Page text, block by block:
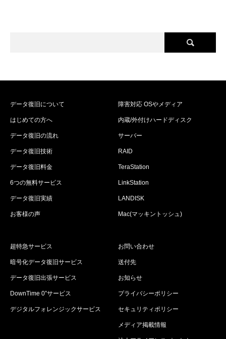
データ復旧について
はじめての方へ
データ復旧の流れ
データ復旧技術
データ復旧料金
6つの無料サービス
データ復旧実績
お客様の声
障害対応 OSやメディア
内蔵/外付けハードディスク
サーバー
RAID
TeraStation
LinkStation
LANDISK
Mac(マッキントッシュ)
超特急サービス
暗号化データ復旧サービス
データ復旧出張サービス
DownTime 0”サービス
デジタルフォレンジックサービス
お問い合わせ
送付先
お知らせ
プライバシーポリシー
セキュリティポリシー
メディア掲載情報